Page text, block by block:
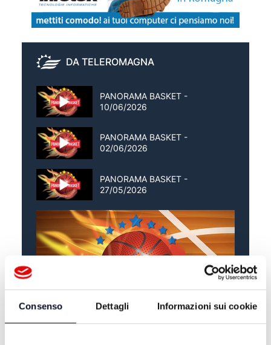
Consenso Dettagli Informazioni sui cookie
DA TELEROMAGNA
PANORAMA BASKET -
10/06/2026
PANORAMA BASKET -
02/06/2026
PANORAMA BASKET -
27/05/2026